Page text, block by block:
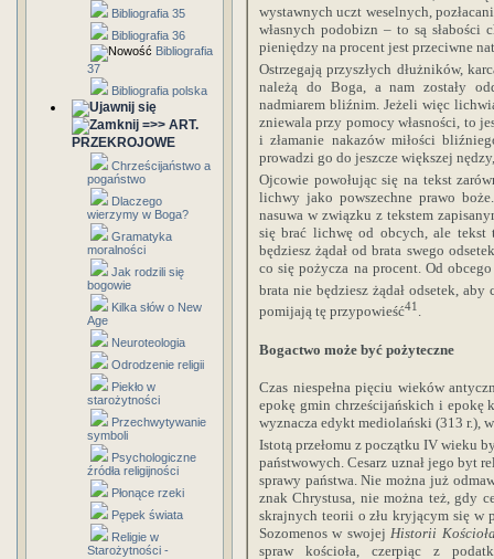
Bibliografia 35
Bibliografia 36
Bibliografia
37
Bibliografia polska
=>> ART.
PRZEKROJOWE
Chrześcijaństwo a
pogaństwo
Dlaczego
wierzymy w Boga?
Gramatyka
moralności
Jak rodzili się
bogowie
Kilka słów o New
Age
Neuroteologia
Odrodzenie religii
Piekło w
starożytności
Przechwytywanie
symboli
Psychologiczne
źródła religijności
Płonące rzeki
Pępek świata
Religie w
Starożytności -
wystawnych uczt weselnych,
własnych podobizn – to są słabości
pieniędzy na procent jest przeciwne
Ostrzegają przyszłych dłużników,
należą do Boga, a nam zostały
nadmiarem bliźnim. Jeżeli więc
zniewala przy pomocy własności, to
i złamanie nakazów miłości
prowadzi go do jeszcze większej
Ojcowie powołując się na tekst
lichwy jako powszechne prawo
nasuwa w związku z tekstem
się brać lichwę od obcych, ale
będziesz żądał od brata swego
co się pożycza na procent. Od
brata nie będziesz żądał odsetek, aby
pomijają tę przypowieść41 .
Bogactwo może być pożyteczne
Czas niespełna pięciu wieków
epokę gmin chrześcijańskich i epokę
wyznacza edykt mediolański (313 r.),
Istotą przełomu z początku IV wieku
państwowych. Cesarz uznał jego byt
sprawy państwa. Nie można już
znak Chrystusa, nie można też, gdy
skrajnych teorii o złu kryjącym się w
Sozomenos w swojejHistorii
spraw kościoła, czerpiąc z